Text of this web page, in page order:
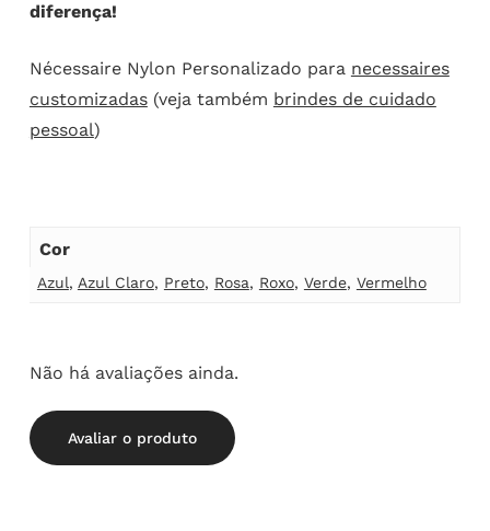
diferença!
Nécessaire Nylon Personalizado para necessaires
customizadas(veja também brindes de cuidado
pessoal)
Cor
Azul, Azul Claro, Preto, Rosa, Roxo, Verde, Vermelho
Não há avaliações ainda.
Avaliar o produto